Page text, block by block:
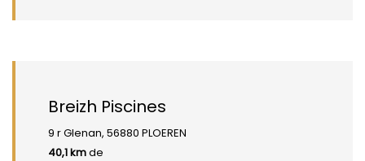
Breizh Piscines
9 r Glenan, 56880 PLOEREN
40,1 kmde